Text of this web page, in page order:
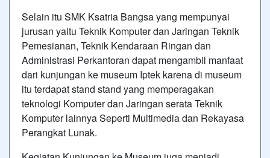
Selain itu SMK Ksatria Bangsa yang mempunyai
jurusan yaitu Teknik Komputer dan Jaringan Teknik
Pemesianan, Teknik Kendaraan Ringan dan
Administrasi Perkantoran dapat mengambil manfaat
dari kunjungan ke museum Iptek karena di museum
itu terdapat stand stand yang memperagakan
teknologi Komputer dan Jaringan serata Teknik
Komputer lainnya Seperti Multimedia dan Rekayasa
Perangkat Lunak.